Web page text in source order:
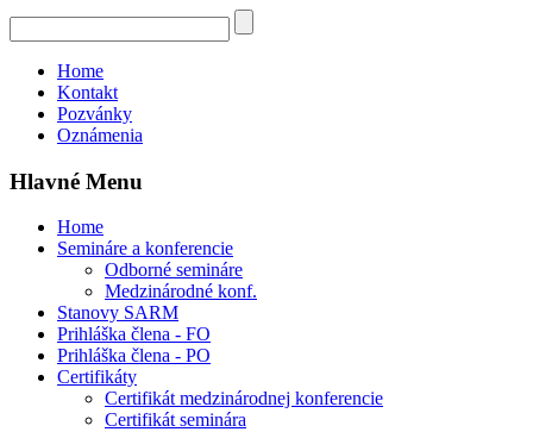
Home
Kontakt
Pozvánky
Oznámenia
Hlavné Menu
Home
Semináre a konferencie
Odborné semináre
Medzinárodné konf.
Stanovy SARM
Prihláška člena - FO
Prihláška člena - PO
Certifikáty
Certifikát medzinárodnej konferencie
Certifikát seminára